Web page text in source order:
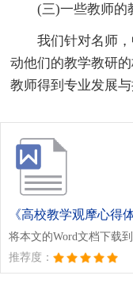
(三)一些教师的
我们针对名师
动他们的教学教研
教师得到专业发展与
《高校教学观摩心得
将本文的Word文档下载
推荐度：